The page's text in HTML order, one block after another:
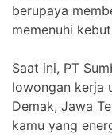
berupaya
memenuhi
Saat ini, PT
lowongan kerja
Demak, Jawa
kamu yang